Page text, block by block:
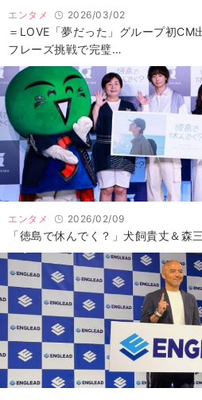
エンタメ 2026/03/02
＝LOVE「夢だった」グループ初
フレーズ挑戦で完璧…
エンタメ 2026/02/09
「徳島で休んでく？」犬飼貴丈＆森